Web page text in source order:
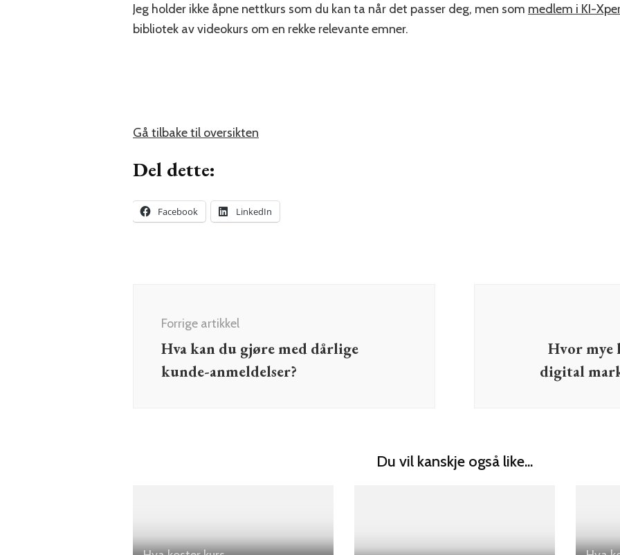
Jeg holder ikke åpne nettkurs som du kan ta når det passer deg, men som medlem i KI-
bibliotek av videokurs om en rekke relevante emner.
Gå tilbake til oversikten
Del dette:
Facebook LinkedIn
Forrige artikkel
Hva kan du gjøre med dårlige
kunde-anmeldelser?
Hvor mye
digital
Du vil kanskje også like...